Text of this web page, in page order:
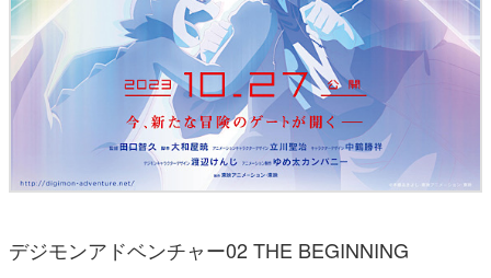
デジモンアドベンチャー02 THE BEGINNING